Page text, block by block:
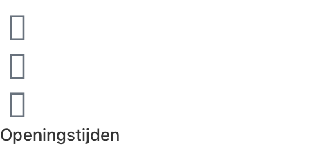
Openingstijden